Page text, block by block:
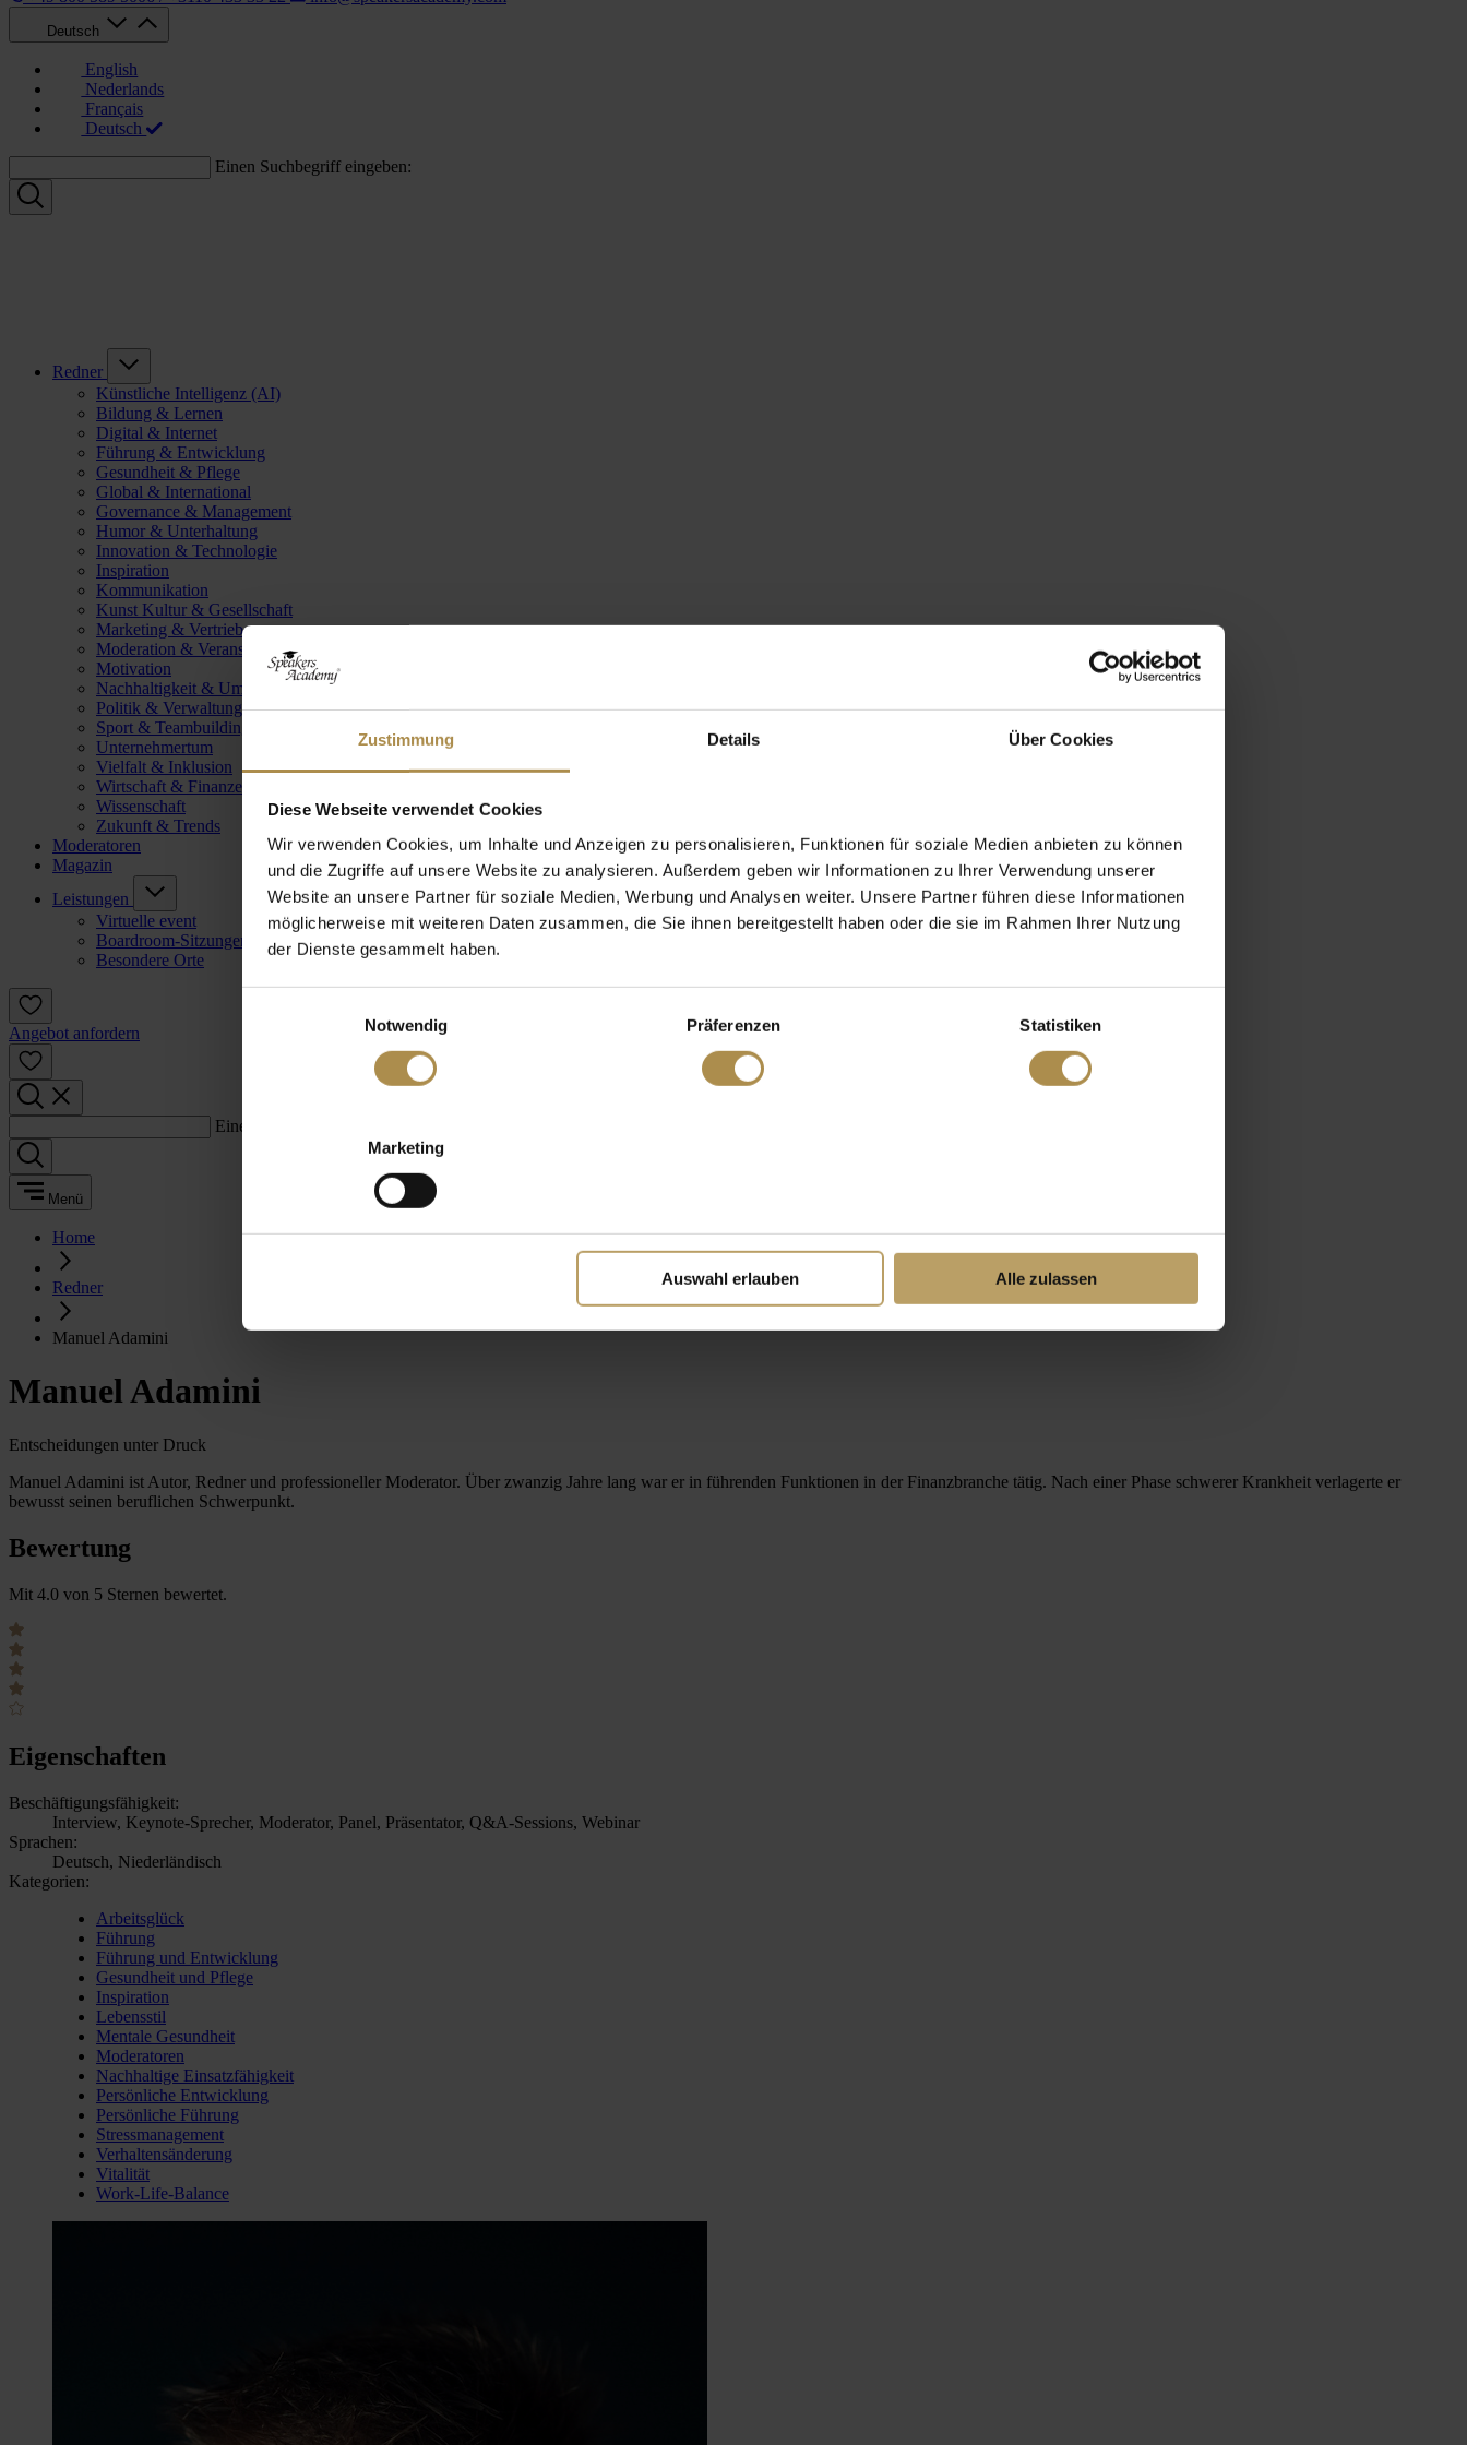
Zustimmung Details Über Cookies
Diese Webseite verwendet Cookies
Wir verwenden Cookies, um Inhalte und Anzeigen zu personalisieren, Funktionen für soziale Medien anbieten zu können
und die Zugriffe auf unsere Website zu analysieren. Außerdem geben wir Informationen zu Ihrer Verwendung unserer
Website an unsere Partner für soziale Medien, Werbung und Analysen weiter. Unsere Partner führen diese Informationen
möglicherweise mit weiteren Daten zusammen, die Sie ihnen bereitgestellt haben oder die sie im Rahmen Ihrer Nutzung
der Dienste gesammelt haben.
Notwendig
Präferenzen Statistiken
Marketing
Auswahl erlauben Alle zulassen
Deutsch
English
Nederlands
Français
Deutsch
Einen Suchbegriff eingeben:
Redner
Künstliche Intelligenz (AI)
Bildung & Lernen
Digital & Internet
Führung & Entwicklung
Gesundheit & Pflege
Global & International
Governance & Management
Humor & Unterhaltung
Innovation & Technologie
Inspiration
Kommunikation
Kunst Kultur & Gesellschaft
Marketing & Vertrieb
Moderation & Veranstaltungsleitung
Motivation
Nachhaltigkeit & Umwelt
Politik & Verwaltung
Sport & Teambuilding
Unternehmertum
Vielfalt & Inklusion
Wirtschaft & Finanzen
Wissenschaft
Zukunft & Trends
Moderatoren
Magazin
Leistungen
Virtuelle event
Boardroom-Sitzungen
Besondere Orte
Angebot anfordern
Einen Suchbegriff eingeben:
Menü
Home
Redner
Manuel Adamini
Manuel Adamini
Entscheidungen unter Druck
Manuel Adamini ist Autor, Redner und professioneller Moderator. Über zwanzig Jahre lang war er in führenden Funktionen in der Finanzbranche tätig. Nach einer Phase schwerer Krankheit verlagerte er
bewusst seinen beruflichen Schwerpunkt.
Bewertung
Mit 4.0 von 5 Sternen bewertet.
Eigenschaften
Beschäftigungsfähigkeit:
Interview, Keynote-Sprecher, Moderator, Panel, Präsentator, Q&A-Sessions, Webinar
Sprachen:
Deutsch, Niederländisch
Kategorien:
Arbeitsglück
Führung
Führung und Entwicklung
Gesundheit und Pflege
Inspiration
Lebensstil
Mentale Gesundheit
Moderatoren
Nachhaltige Einsatzfähigkeit
Persönliche Entwicklung
Persönliche Führung
Stressmanagement
Verhaltensänderung
Vitalität
Work-Life-Balance